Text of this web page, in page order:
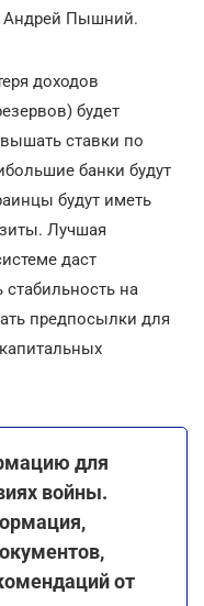
Андрей Пышний.
доходов
будет
ставки по
банки будут
будут иметь
Лучшая
даст
на
предпосылки для
для
войны.
от